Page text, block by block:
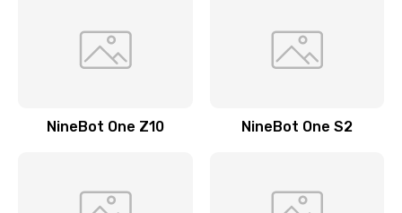
NineBot One Z10 NineBot One S2